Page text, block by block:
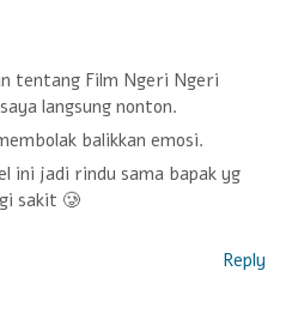
tentang Film Ngeri Ngeri
langsung nonton.
balikkan emosi.
ini jadi rindu sama bapak yg
sakit 🥲
Reply